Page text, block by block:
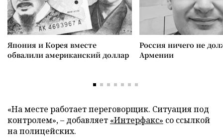
Япония и Корея вместе
обвалили американский доллар
Россия ничего не
Армении
«На месте работает переговорщик. Ситуация под
контролем», – добавляет «Интерфакс» со ссылкой
на полицейских.